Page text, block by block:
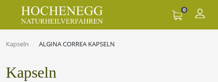
0
Kapseln ALGINA CORREA KAPSELN
Kapseln